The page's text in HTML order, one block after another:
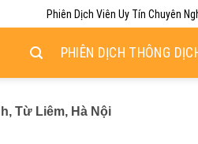
Phiên Dịch Viên Uy Tín Chuyên
PHIÊN DỊCH THÔNG
Từ Liêm, Hà Nội